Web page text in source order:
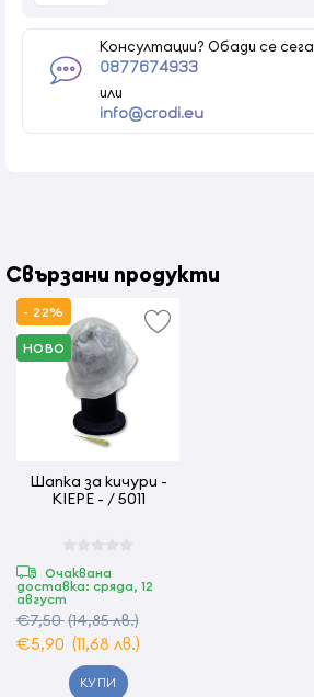
Консултации? Обади се сега
0877674933
или
info@crodi.eu
Свързани продукти
- 22%
НОВО
Шапка за кичури -
KIEPE - / 5011
Очаквана
доставка: сряда, 12
август
€7,50(14,85 лв.)
€5,90 (11,68 лв.)
КУПИ